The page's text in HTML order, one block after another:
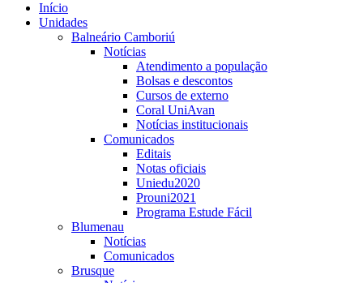
Início
Unidades
Balneário Camboriú
Notícias
Atendimento a população
Bolsas e descontos
Cursos de externo
Coral UniAvan
Notícias institucionais
Comunicados
Editais
Notas oficiais
Uniedu2020
Prouni2021
Programa Estude Fácil
Blumenau
Notícias
Comunicados
Brusque